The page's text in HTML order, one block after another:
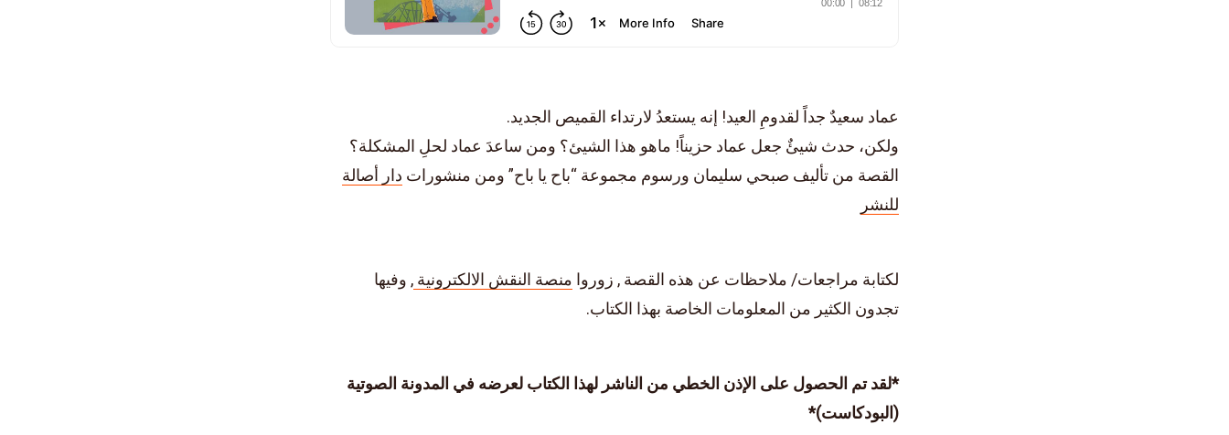
عماد سعيدٌ جداً لقدومِ العيد! إنه يستعدُ لارتداء القميص الجديد.
ولكن، حدث شيئٌ جعل عماد حزيناً! ماهو هذا الشيئ؟ ومن ساعدَ عماد لحلِ المشكلة؟
القصة من تأليف صبحي سليمان ورسوم مجموعة “باح يا باح” ومن منشورات دار أصالة
للنشر
لكتابة مراجعات/ ملاحظات عن هذه القصة , زوروا منصة النقش الالكترونية , وفيها
تجدون الكثير من المعلومات الخاصة بهذا الكتاب.
*لقد تم الحصول على الإذن الخطي من الناشر لهذا الكتاب لعرضه في المدونة الصوتية
(البودكاست)*